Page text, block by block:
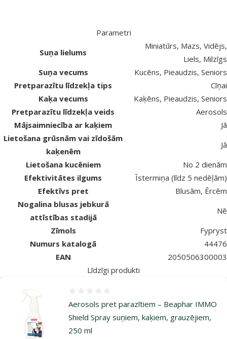
Parametri
Suņa lielums
Miniatūrs, Mazs, Vidējs,
Liels, Milzīgs
Suņa vecums
Kucēns, Pieaudzis, Seniors
Pretparazītu līdzekļa tips
Cīņai
Kaķa vecums
Kaķēns, Pieaudzis, Seniors
Pretparazītu līdzekļa veids
Aerosols
Mājsaimniecība ar kaķiem
Jā
Lietošana grūsnām vai zīdošām
kaķenēm
Jā
Lietošana kucēniem
No 2 dienām
Efektivitātes ilgums
Īstermiņa (līdz 5 nedēļām)
Efektīvs pret
Blusām, Ērcēm
Nogalina blusas jebkurā
attīstības stadijā
Nē
Zīmols
Fypryst
Numurs katalogā
44476
EAN
2050506300003
Līdzīgi produkti
Aerosols pret parazītiem – Beaphar IMMO
Shield Spray suņiem, kaķiem, grauzējiem,
250 ml